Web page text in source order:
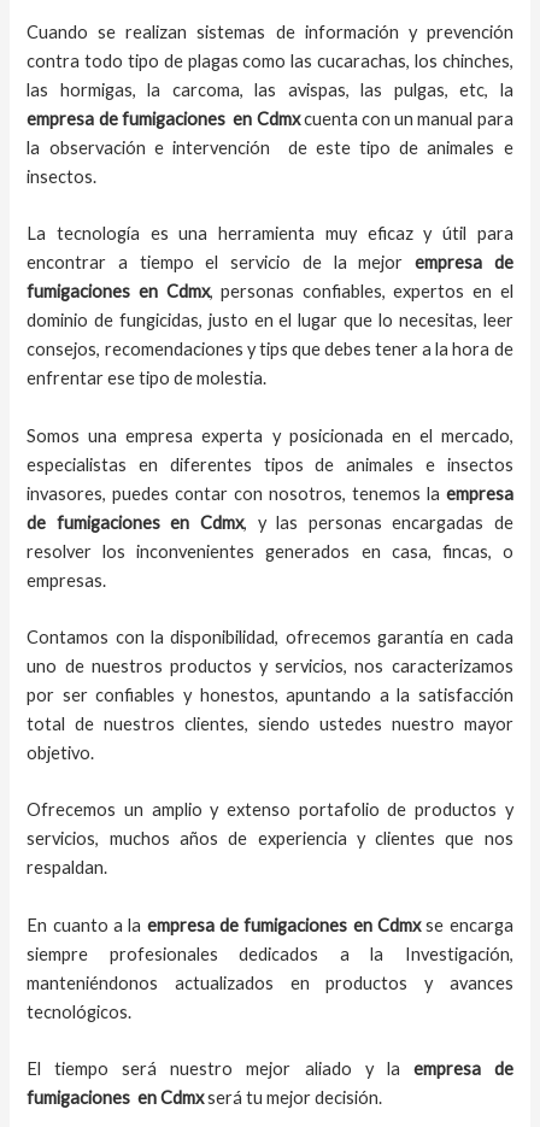
Cuando se realizan sistemas de información y prevención
contra todo tipo de plagas como las cucarachas, los chinches,
las hormigas, la carcoma, las avispas, las pulgas, etc, la
empresa de fumigacionesen Cdmxcuenta con un manual para
la observación e intervención de este tipo de animales e
insectos.
La tecnología es una herramienta muy eficaz y útil para
encontrar a tiempo el servicio de la mejor empresa de
fumigaciones en Cdmx, personas confiables, expertos en el
dominio de fungicidas, justo en el lugar que lo necesitas, leer
consejos, recomendaciones y tips que debes tener a la hora de
enfrentar ese tipo de molestia.
Somos una empresa experta y posicionada en el mercado,
especialistas en diferentes tipos de animales e insectos
invasores, puedes contar con nosotros, tenemos la empresa
de fumigacionesen Cdmx, y las personas encargadas de
resolver los inconvenientes generados en casa, fincas, o
empresas.
Contamos con la disponibilidad, ofrecemos garantía en cada
uno de nuestros productos y servicios, nos caracterizamos
por ser confiables y honestos, apuntando a la satisfacción
total de nuestros clientes, siendo ustedes nuestro mayor
objetivo.
Ofrecemos un amplio y extenso portafolio de productos y
servicios, muchos años de experiencia y clientes que nos
respaldan.
En cuanto a la empresa de fumigaciones en Cdmx se encarga
siempre profesionales dedicados a la Investigación,
manteniéndonos actualizados en productos y avances
tecnológicos.
El tiempo será nuestro mejor aliado y la empresa de
fumigaciones enCdmxserá tu mejor decisión.